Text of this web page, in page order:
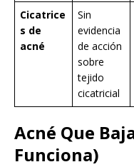
Cicatrice
s de
acné
Sin
evidencia
de acción
sobre
tejido
cicatricial
Acné Que
Funciona)